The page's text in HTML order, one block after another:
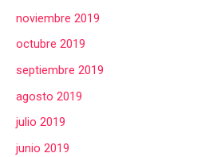
noviembre 2019
octubre 2019
septiembre 2019
agosto 2019
julio 2019
junio 2019